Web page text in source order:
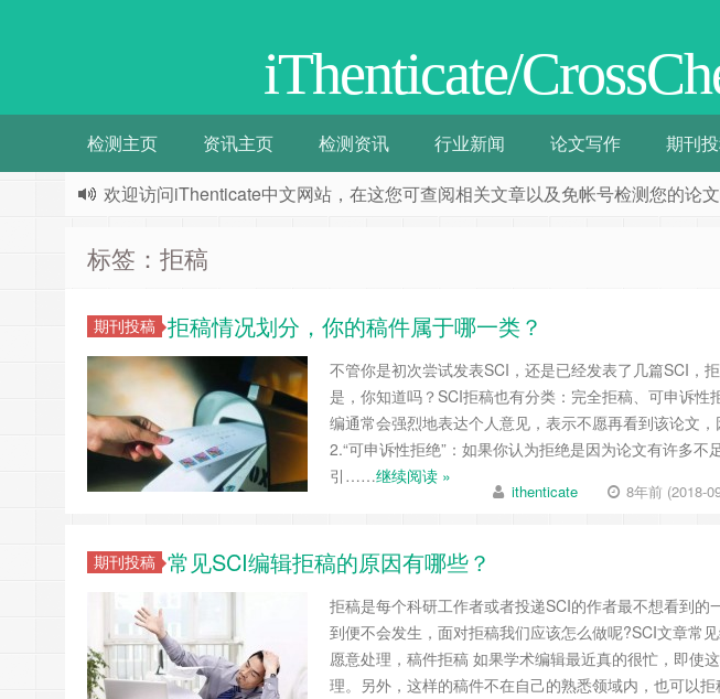
iThenticate/
检测主页 资讯主页 检测资讯 行业新闻 论文写作 期刊
欢迎访问iThenticate中文网站，在这您可查阅相关文章以及免帐号检测您的论文
标签：拒稿
期刊投稿 拒稿情况划分，你的稿件属于哪一类？
不管你是初次尝试发表SCI，还是已经发表了几篇SCI，
是，你知道吗？SCI拒稿也有分类：完全拒稿、可申诉性
编通常会强烈地表达个人意见，表示不愿再看到该论文，
2.“可申诉性拒绝”：如果你认为拒绝是因为论文有许多
引……继续阅读 »
ithenticate 8年前 (2018-
期刊投稿 常见SCI编辑拒稿的原因有哪些？
拒稿是每个科研工作者或者投递SCI的作者最不想看到
到便不会发生，面对拒稿我们应该怎么做呢?SCI文章常
愿意处理，稿件拒稿 如果学术编辑最近真的很忙，即使
理。另外，这样的稿件不在自己的熟悉领域内，也可以